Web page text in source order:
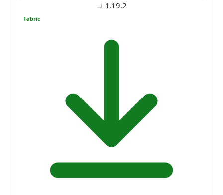
1.19.2
Fabric